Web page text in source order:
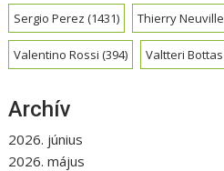
Sergio Perez (1431) Thierry Neuville
Valentino Rossi (394) Valtteri Bottas
Archív
2026. június
2026. május